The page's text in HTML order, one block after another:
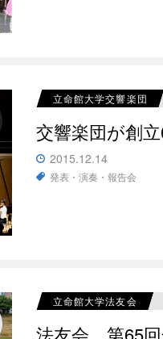
立命館大学交響楽団
交響楽団が創
2015.12.14
発表・演奏・報告会
立命館大学法友会
法友会 第65回